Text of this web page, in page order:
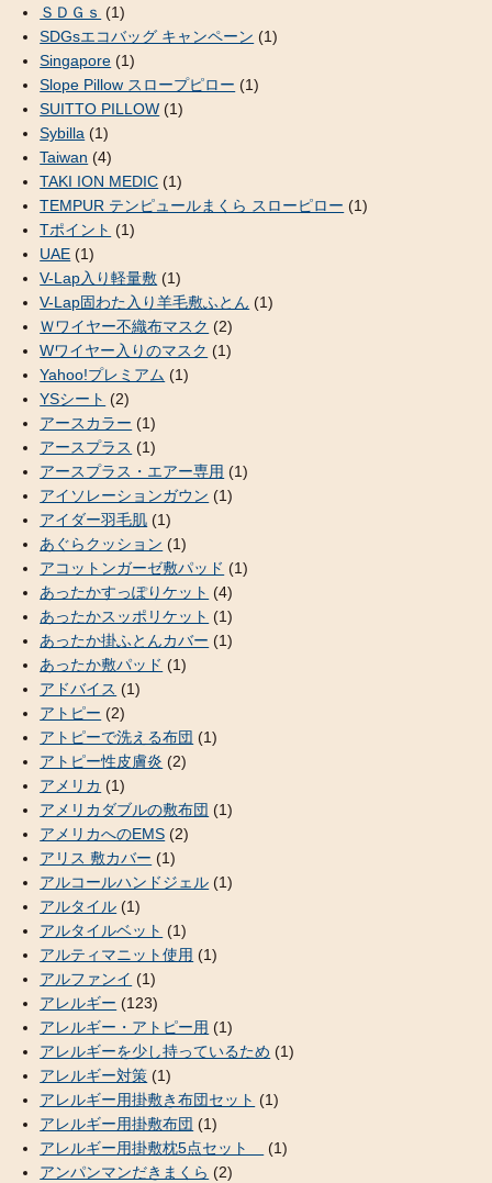
ＳＤＧｓ (1)
SDGsエコバッグ キャンペーン (1)
Singapore (1)
Slope Pillow スロープピロー (1)
SUITTO PILLOW (1)
Sybilla (1)
Taiwan (4)
TAKI ION MEDIC (1)
TEMPUR テンピュールまくら スローピロー (1)
Tポイント (1)
UAE (1)
V-Lap入り軽量敷 (1)
V-Lap固わた入り羊毛敷ふとん (1)
Ｗワイヤー不織布マスク (2)
Wワイヤー入りのマスク (1)
Yahoo!プレミアム (1)
YSシート (2)
アースカラー (1)
アースプラス (1)
アースプラス・エアー専用 (1)
アイソレーションガウン (1)
アイダー羽毛肌 (1)
あぐらクッション (1)
アコットンガーゼ敷パッド (1)
あったかすっぽりケット (4)
あったかスッポリケット (1)
あったか掛ふとんカバー (1)
あったか敷パッド (1)
アドバイス (1)
アトピー (2)
アトピーで洗える布団 (1)
アトピー性皮膚炎 (2)
アメリカ (1)
アメリカダブルの敷布団 (1)
アメリカへのEMS (2)
アリス 敷カバー (1)
アルコールハンドジェル (1)
アルタイル (1)
アルタイルベット (1)
アルティマニット使用 (1)
アルファンイ (1)
アレルギー (123)
アレルギー・アトピー用 (1)
アレルギーを少し持っているため (1)
アレルギー対策 (1)
アレルギー用掛敷き布団セット (1)
アレルギー用掛敷布団 (1)
アレルギー用掛敷枕5点セット
(1)
アンパンマンだきまくら (2)